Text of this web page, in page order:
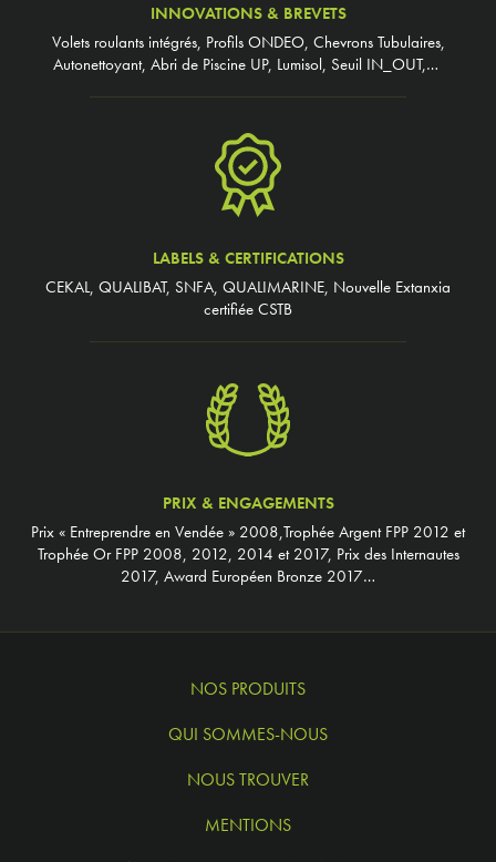
INNOVATIONS & BREVETS
Volets roulants intégrés, Profils ONDEO, Chevrons Tubulaires,
Autonettoyant, Abri de Piscine UP, Lumisol, Seuil IN_OUT,…
LABELS & CERTIFICATIONS
CEKAL, QUALIBAT, SNFA, QUALIMARINE, Nouvelle Extanxia
certifiée CSTB
PRIX & ENGAGEMENTS
Prix « Entreprendre en Vendée » 2008,Trophée Argent FPP 2012 et
Trophée Or FPP 2008, 2012, 2014 et 2017, Prix des Internautes
2017, Award Européen Bronze 2017…
NOS PRODUITS
QUI SOMMES-NOUS
NOUS TROUVER
MENTIONS